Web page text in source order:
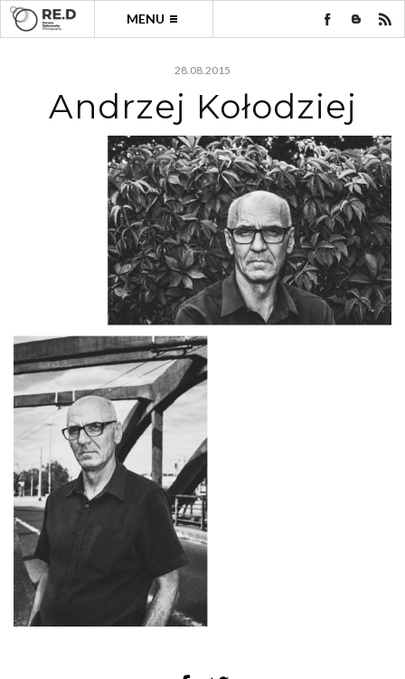
MENU
28.08.2015
Andrzej Kołodziej